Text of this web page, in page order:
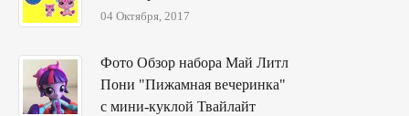
04 Октября, 2017
Фото Обзор набора Май Литл
Пони "Пижамная вечеринка"
с мини-куклой Твайлайт